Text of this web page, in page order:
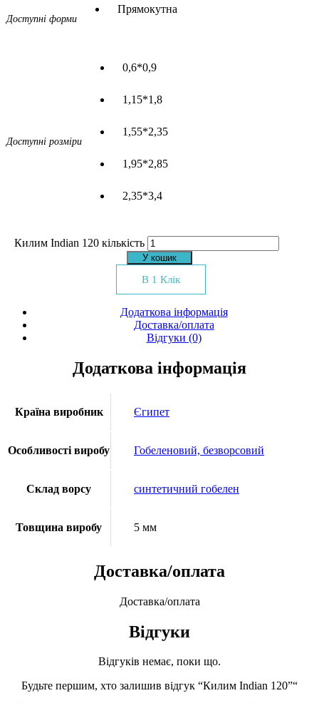
Доступні форми
Прямокутна
Доступні розміри
0,6*0,9
1,15*1,8
1,55*2,35
1,95*2,85
2,35*3,4
Килим Indian 120 кількість
У кошик
В 1 Клік
Додаткова інформація
Доставка/оплата
Відгуки (0)
Додаткова інформація
Країна виробник Єгипет
Особливості виробу Гобеленовий, безворсовий
Склад ворсу синтетичний гобелен
Товщина виробу 5 мм
Доставка/оплата
Доставка/оплата
Відгуки
Відгуків немає, поки що.
Будьте першим, хто залишив відгук “Килим Indian 120”“